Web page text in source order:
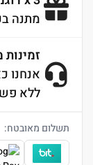
מתנה
זמינות
אנחנו
ללא
תשלום מאובטח: